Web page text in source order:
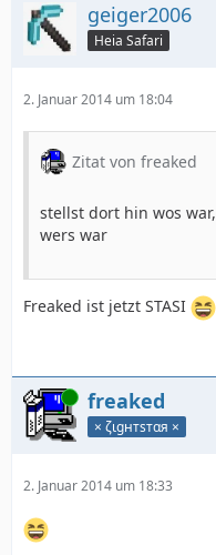
geiger2006
Heia Safari
2. Januar 2014 um 18:04
Zitat von freaked
stellst dort hin wos
wers war
Freaked ist jetzt STASI
Online freaked
× ζιgнтѕтαя ×
2. Januar 2014 um 18:33